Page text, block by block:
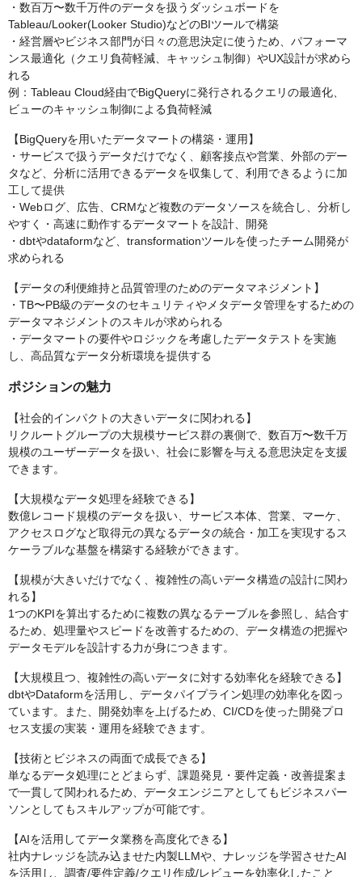
・数百万〜数千万件のデータを扱うダッシュボードを
Tableau/Looker(Looker Studio)などのBIツールで構築
・経営層やビジネス部門が日々の意思決定に使うため、パフォーマ
ンス最適化（クエリ負荷軽減、キャッシュ制御）やUX設計が求めら
れる
例：Tableau Cloud経由でBigQueryに発行されるクエリの最適化、
ビューのキャッシュ制御による負荷軽減
【BigQueryを用いたデータマートの構築・運用】
・サービスで扱うデータだけでなく、顧客接点や営業、外部のデー
タなど、分析に活用できるデータを収集して、利用できるように加
工して提供
・Webログ、広告、CRMなど複数のデータソースを統合し、分析し
やすく・高速に動作するデータマートを設計、開発
・dbtやdataformなど、transformationツールを使ったチーム開発が
求められる
【データの利便維持と品質管理のためのデータマネジメント】
・TB〜PB級のデータのセキュリティやメタデータ管理をするための
データマネジメントのスキルが求められる
・データマートの要件やロジックを考慮したデータテストを実施
し、高品質なデータ分析環境を提供する
ポジションの魅力
【社会的インパクトの大きいデータに関われる】
リクルートグループの大規模サービス群の裏側で、数百万〜数千万
規模のユーザーデータを扱い、社会に影響を与える意思決定を支援
できます。
【大規模なデータ処理を経験できる】
数億レコード規模のデータを扱い、サービス本体、営業、マーケ、
アクセスログなど取得元の異なるデータの統合・加工を実現するス
ケーラブルな基盤を構築する経験ができます。
【規模が大きいだけでなく、複雑性の高いデータ構造の設計に関わ
れる】
1つのKPIを算出するために複数の異なるテーブルを参照し、結合す
るため、処理量やスピードを改善するための、データ構造の把握や
データモデルを設計する力が身につきます。
【大規模且つ、複雑性の高いデータに対する効率化を経験できる】
dbtやDataformを活用し、データパイプライン処理の効率化を図っ
ています。また、開発効率を上げるため、CI/CDを使った開発プロ
セス支援の実装・運用を経験できます。
【技術とビジネスの両面で成長できる】
単なるデータ処理にとどまらず、課題発見・要件定義・改善提案ま
で一貫して関われるため、データエンジニアとしてもビジネスパー
ソンとしてもスキルアップが可能です。
【AIを活用してデータ業務を高度化できる】
社内ナレッジを読み込ませた内製LLMや、ナレッジを学習させたAI
を活用し、調査/要件定義/クエリ作成/レビューを効率化したこと